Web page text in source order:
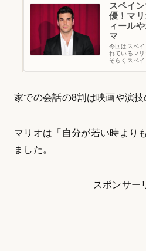
スペイ
優！マ
ィール
マ
今回はスペ
れているマ
そらくスペ
ロフィール
家での会話の8割は映画や演技
マリオは「自分が若い時より
ました。
スポンサー